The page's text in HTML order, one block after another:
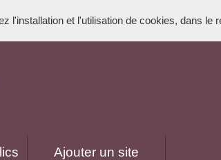
Ajouter un site
l'installation et l'utilisation de cookies, dans le